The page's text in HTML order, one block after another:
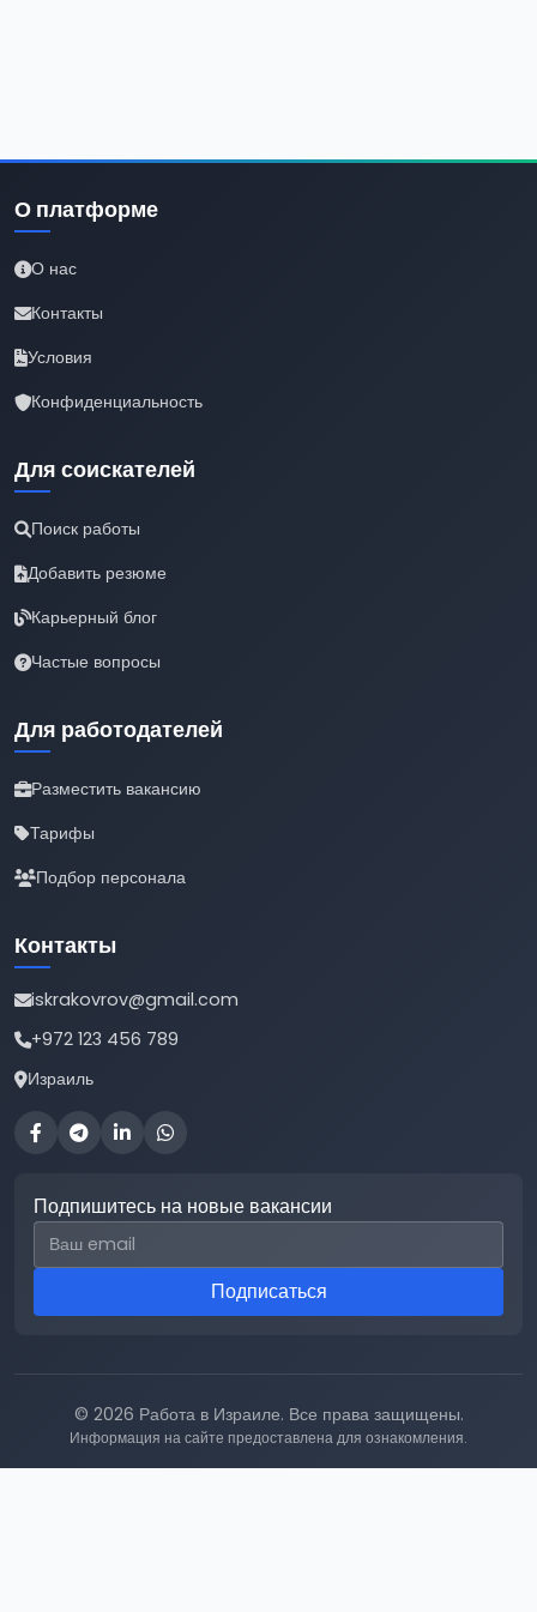
О платформе
О нас
Контакты
Условия
Конфиденциальность
Для соискателей
Поиск работы
Добавить резюме
Карьерный блог
Частые вопросы
Для работодателей
Разместить вакансию
Тарифы
Подбор персонала
Контакты
iskrakovrov@gmail.com
+972 123 456 789
Израиль
Подпишитесь на новые вакансии
Email для подписки
Подписаться
© 2026 Работа в Израиле. Все права защищены.
Информация на сайте предоставлена для ознакомления.